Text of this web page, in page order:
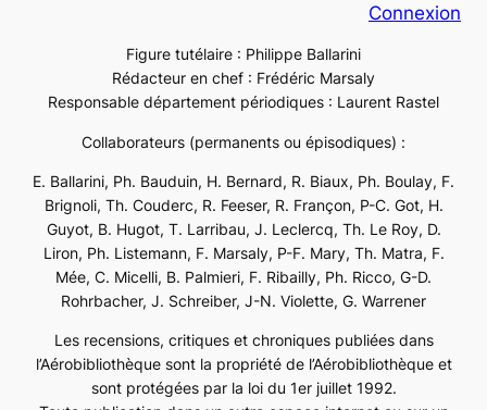
Connexion
Figure tutélaire : Philippe Ballarini
Rédacteur en chef : Frédéric Marsaly
Responsable département périodiques : Laurent Rastel
Collaborateurs (permanents ou épisodiques) :
E. Ballarini, Ph. Bauduin, H. Bernard, R. Biaux, Ph. Boulay, F.
Brignoli, Th. Couderc, R. Feeser, R. Françon, P-C. Got, H.
Guyot, B. Hugot, T. Larribau, J. Leclercq, Th. Le Roy, D.
Liron, Ph. Listemann, F. Marsaly, P-F. Mary, Th. Matra, F.
Mée, C. Micelli, B. Palmieri, F. Ribailly, Ph. Ricco, G-D.
Rohrbacher, J. Schreiber, J-N. Violette, G. Warrener
Les recensions, critiques et chroniques publiées dans
l’Aérobibliothèque sont la propriété de l’Aérobibliothèque et
sont protégées par la loi du 1er juillet 1992.